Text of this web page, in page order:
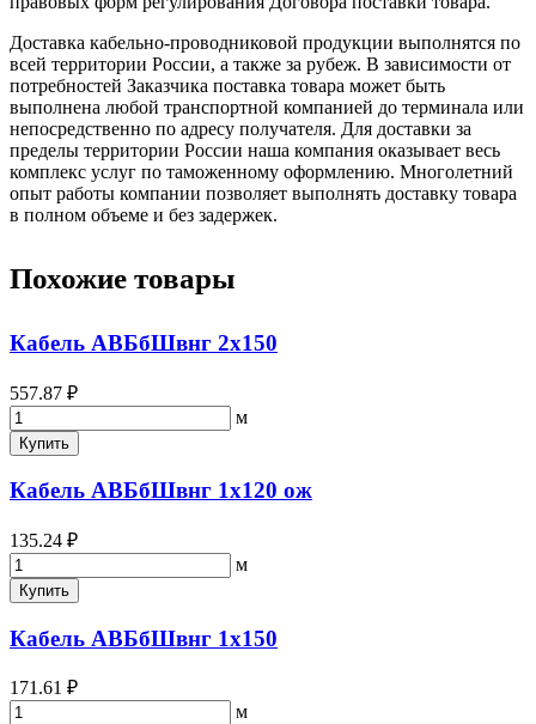
Доставка кабельно-проводниковой продукции выполнятся по
всей территории России, а также за рубеж. В зависимости от
потребностей Заказчика поставка товара может быть
выполнена любой транспортной компанией до терминала или
непосредственно по адресу получателя. Для доставки за
пределы территории России наша компания оказывает весь
комплекс услуг по таможенному оформлению. Многолетний
опыт работы компании позволяет выполнять доставку товара
в полном объеме и без задержек.
Похожие товары
Кабель АВБбШвнг 2х150
557.87 ₽
м
Купить
Кабель АВБбШвнг 1х120 ож
135.24 ₽
м
Купить
Кабель АВБбШвнг 1х150
171.61 ₽
м